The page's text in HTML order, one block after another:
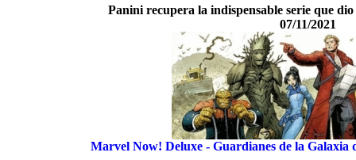
Panini recupera la indispensable serie que
07/11/2021
Marvel Now! Deluxe - Guardianes de la Galaxia